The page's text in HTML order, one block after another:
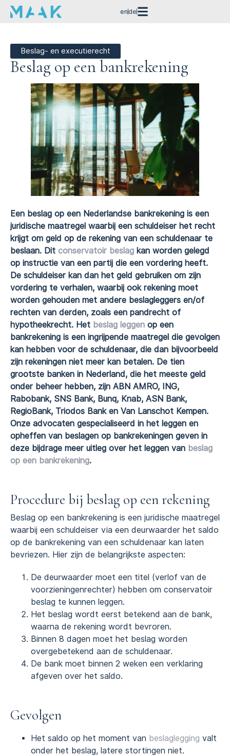
en de
Beslag- en executierecht
Beslag op een bankrekening
Een beslag op een Nederlandse bankrekening is een
juridische maatregel waarbij een schuldeiser het recht
krijgt om geld op de rekening van een schuldenaar te
beslaan. Dit conservatoir beslag kan worden gelegd
op instructie van een partij die een vordering heeft.
De schuldeiser kan dan het geld gebruiken om zijn
vordering te verhalen, waarbij ook rekening moet
worden gehouden met andere beslagleggers en/of
rechten van derden, zoals een pandrecht of
hypotheekrecht. Het beslag leggen op een
bankrekening is een ingrijpende maatregel die gevolgen
kan hebben voor de schuldenaar, die dan bijvoorbeeld
zijn rekeningen niet meer kan betalen. De tien
grootste banken in Nederland, die het meeste geld
onder beheer hebben, zijn ABN AMRO, ING,
Rabobank, SNS Bank, Bunq, Knab, ASN Bank,
RegioBank, Triodos Bank en Van Lanschot Kempen.
Onze advocaten gespecialiseerd in het leggen en
opheffen van beslagen op bankrekeningen geven in
deze bijdrage meer uitleg over het leggen van beslag
op een bankrekening.
Procedure bij beslag op een rekening
Beslag op een bankrekening is een juridische maatregel
waarbij een schuldeiser via een deurwaarder het saldo
op de bankrekening van een schuldenaar kan laten
bevriezen. Hier zijn de belangrijkste aspecten:
De deurwaarder moet een titel (verlof van de
voorzieningenrechter) hebben om conservatoir
beslag te kunnen leggen.
Het beslag wordt eerst betekend aan de bank,
waarna de rekening wordt bevroren.
Binnen 8 dagen moet het beslag worden
overgebetekend aan de schuldenaar.
De bank moet binnen 2 weken een verklaring
afgeven over het saldo.
Gevolgen
Het saldo op het moment van beslaglegging valt
onder het beslag, latere stortingen niet.